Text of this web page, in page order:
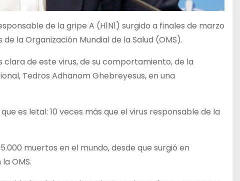
de la gripe A (H1N1) surgido a finales de marzo
la Organización Mundial de la Salud (OMS).
clara de este virus, de su comportamiento, de la
Tedros Adhanom Ghebreyesus, en una
es letal: 10 veces más que el virus responsable de la
muertos en el mundo, desde que surgió en
OMS.